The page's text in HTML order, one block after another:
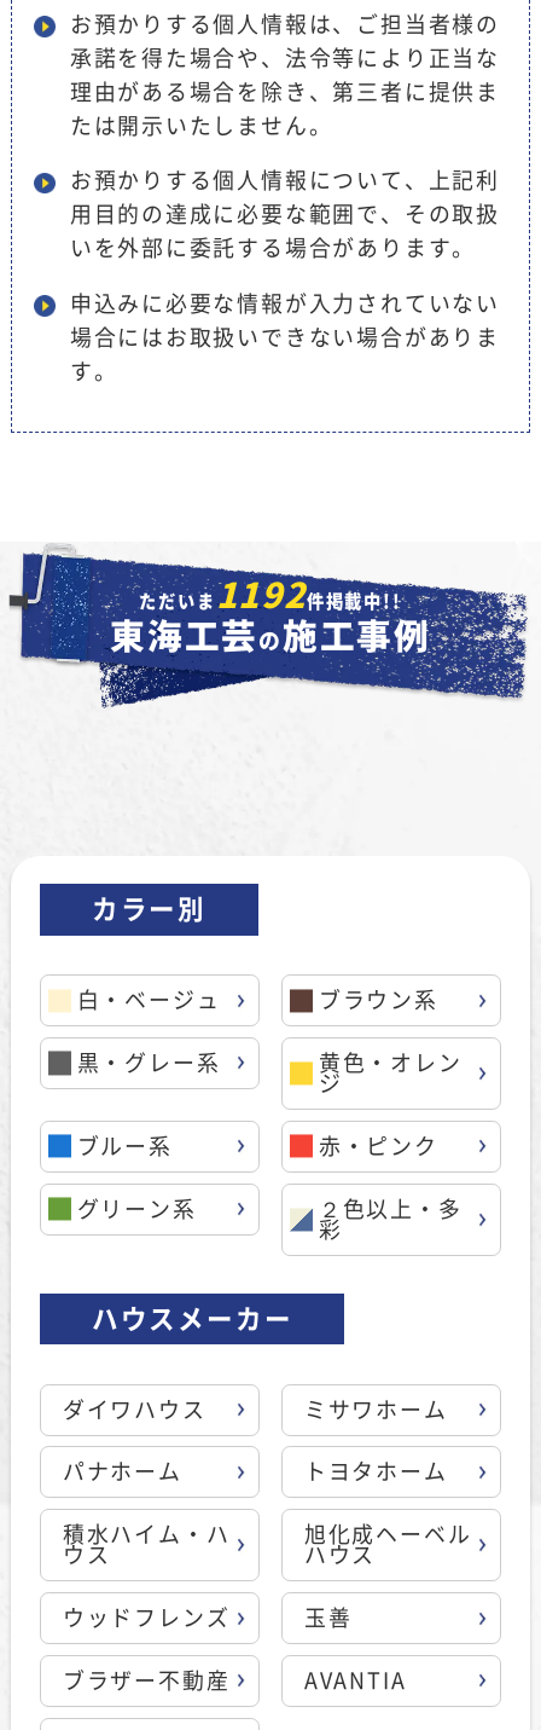
お預かりする個人情報は、ご担当者様の
承諾を得た場合や、法令等により正当な
理由がある場合を除き、第三者に提供ま
たは開示いたしません。
お預かりする個人情報について、上記利
用目的の達成に必要な範囲で、その取扱
いを外部に委託する場合があります。
申込みに必要な情報が入力されていない
場合にはお取扱いできない場合がありま
す。
ただいま 1192件掲載中!!
東海工芸 の 施工事例
カラー別
白・ベージュ ブラウン系
黒・グレー系
黄色・オレン
ジ
ブルー系 赤・ピンク
グリーン系
２色以上・多
彩
ハウスメーカー
ダイワハウス ミサワホーム
パナホーム トヨタホーム
積水ハイム・ハ
ウス
旭化成ヘーベル
ハウス
ウッドフレンズ 玉善
ブラザー不動産 AVANTIA